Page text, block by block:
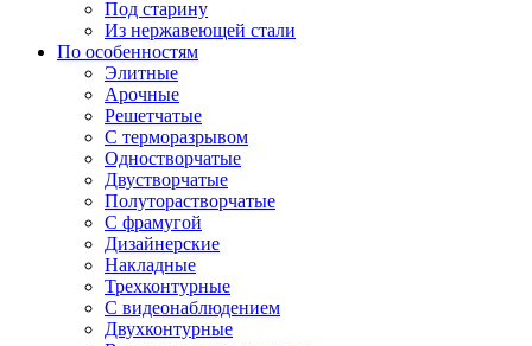
Под старину
Из нержавеющей стали
По особенностям
Элитные
Арочные
Решетчатые
С терморазрывом
Одностворчатые
Двустворчатые
Полуторастворчатые
С фрамугой
Дизайнерские
Накладные
Трехконтурные
С видеонаблюдением
Двухконтурные